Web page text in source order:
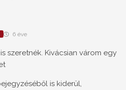
6 éve
szeretnék. Kivácsian várom egy
is kiderül,